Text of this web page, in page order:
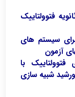
فتوولتاییک
برای سیستم های
آزمون
فتوولتاییک با
شبیه سازی